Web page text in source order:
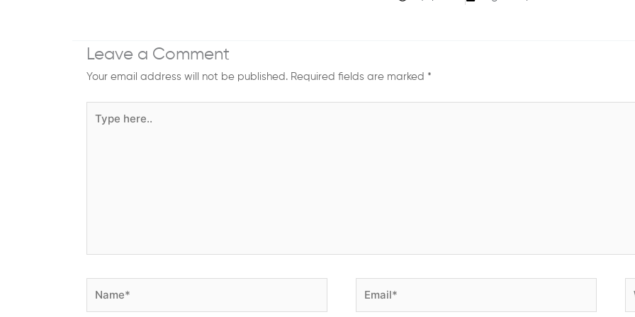
Leave a Comment
Your email address will not be published. Required fields are marked *
here..